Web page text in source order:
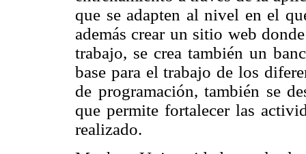
que se adapten al nivel en el
además crear un sitio web
trabajo, se crea también un
base para el trabajo de los
de programación, también se
que permite fortalecer las
realizado.